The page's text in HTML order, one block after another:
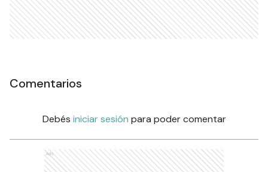
Comentarios
Debés iniciar sesión para poder comentar
Ads